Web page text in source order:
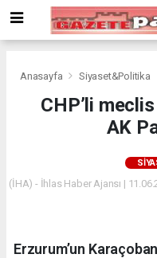
Bonusu
Veren
deneme
siteler
Veren
Anasayfa Siyaset&Politika
CHP’li
AK
(İHA) - İhlas Haber Ajansı |
Erzurum’un